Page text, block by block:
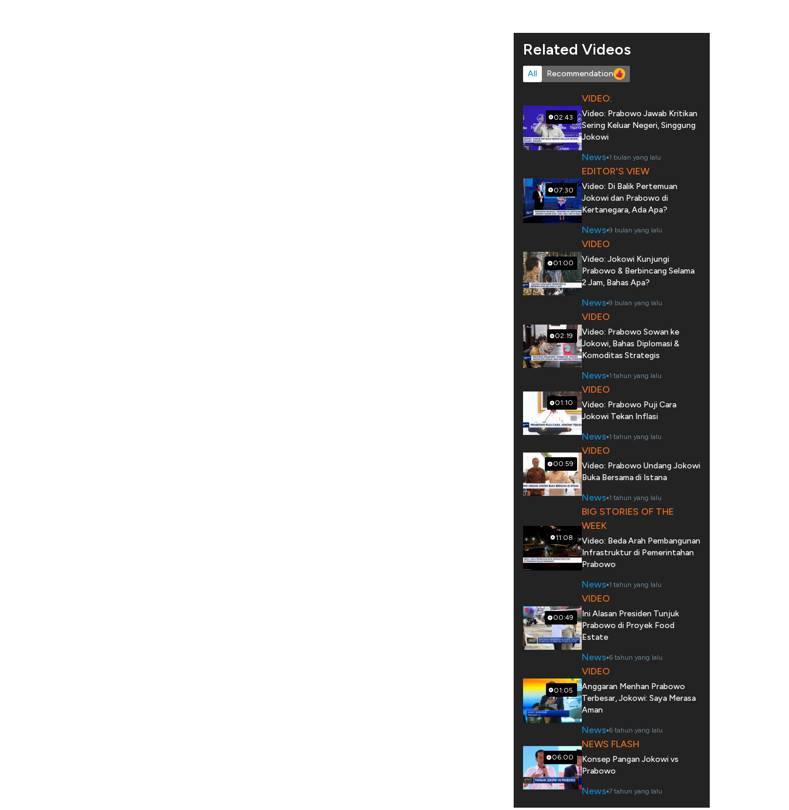
Related Videos
All Recommendation
02:43
VIDEO:
Video: Prabowo Jawab Kritikan
Sering Keluar Negeri, Singgung
Jokowi
News 1 bulan yang lalu
07:30
EDITOR'S VIEW
Video: Di Balik Pertemuan
Jokowi dan Prabowo di
Kertanegara, Ada Apa?
News 9 bulan yang lalu
01:00
VIDEO
Video: Jokowi Kunjungi
Prabowo & Berbincang Selama
2 Jam, Bahas Apa?
News 9 bulan yang lalu
02:19
VIDEO
Video: Prabowo Sowan ke
Jokowi, Bahas Diplomasi &
Komoditas Strategis
News 1 tahun yang lalu
01:10
VIDEO
Video: Prabowo Puji Cara
Jokowi Tekan Inflasi
News 1 tahun yang lalu
00:59
VIDEO
Video: Prabowo Undang Jokowi
Buka Bersama di Istana
News 1 tahun yang lalu
11:08
BIG STORIES OF THE
WEEK
Video: Beda Arah Pembangunan
Infrastruktur di Pemerintahan
Prabowo
News 1 tahun yang lalu
00:49
VIDEO
Ini Alasan Presiden Tunjuk
Prabowo di Proyek Food
Estate
News 6 tahun yang lalu
01:05
VIDEO
Anggaran Menhan Prabowo
Terbesar, Jokowi: Saya Merasa
Aman
News 6 tahun yang lalu
06:00
NEWS FLASH
Konsep Pangan Jokowi vs
Prabowo
News 7 tahun yang lalu